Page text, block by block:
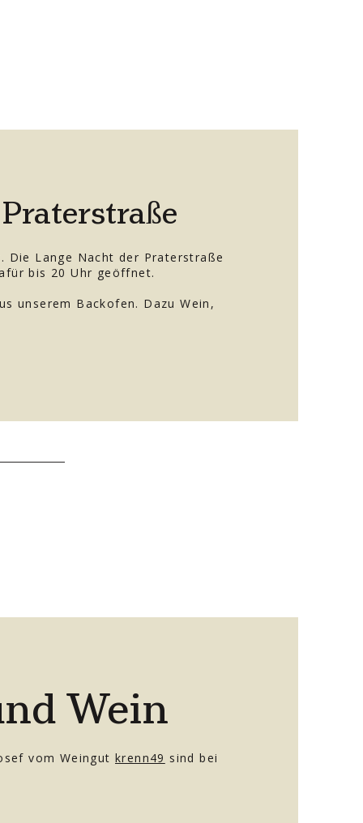
Die Lange Nacht der Praterstraße
bis 20 Uhr geöffnet.
unserem Backofen. Dazu Wein,
Wein
vom Weingut krenn49 sind bei